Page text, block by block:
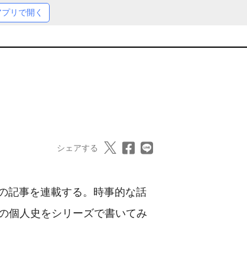
プリで開く
シェアする
記事を連載する。時事的な話
個人史をシリーズで書いてみ